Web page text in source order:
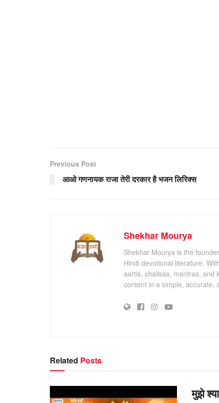
Previous Post
आओ गणनायक राजा तेरी दरकार है भजन लिरिक्स
Shekhar Mourya
Shekhar Mourya is the
Hindi devotional literature.
aartis, chalisas, mantras, and
content in a simple, accurate,
Related Posts
मुझे